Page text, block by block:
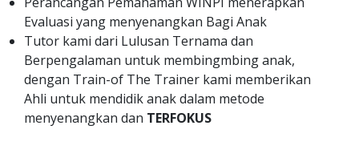
Evaluasi yang menyenangkan Bagi Anak
Tutor kami dari Lulusan Ternama dan
Berpengalaman untuk membingmbing anak,
dengan Train-of The Trainer kami memberikan
Ahli untuk mendidik anak dalam metode
menyenangkan dan TERFOKUS